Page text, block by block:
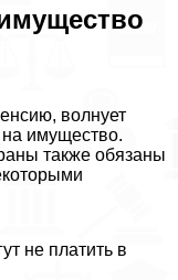
волнует
имущество.
также обязаны
не платить в